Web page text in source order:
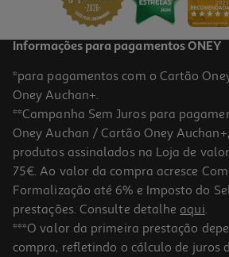
4.8
Máquina De Café Nespresso Krups Essenza
Original 0.6 L 19 Bar
84.99 €/un
Informações para pagamentos ONEY
*para pagamentos com o Cartão
Oney Auchan+.
**Campanha Sem Juros para
Oney Auchan / Cartão Oney
produtos assinalados na Loja de
75€. Ao valor da compra acresce
Formalização até 6% e Imposto do
prestações. Consulte detalhe aqui.
***O valor da primeira prestação
compra, refletindo o cálculo de juros